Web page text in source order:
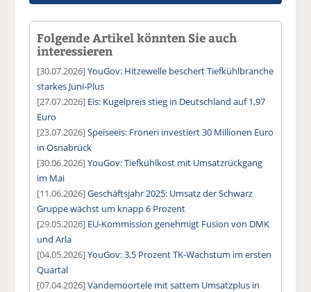
Folgende Artikel könnten Sie auch
interessieren
[30.07.2026]YouGov: Hitzewelle beschert Tiefkühlbranche
starkes Juni-Plus
[27.07.2026] Eis: Kugelpreis stieg in Deutschland auf 1,97
Euro
[23.07.2026]Speiseeis: Froneri investiert 30 Millionen Euro
in Osnabrück
[30.06.2026]YouGov: Tiefkühlkost mit Umsatzrückgang
im Mai
[11.06.2026]Geschäftsjahr 2025: Umsatz der Schwarz
Gruppe wächst um knapp 6 Prozent
[29.05.2026] EU-Kommission genehmigt Fusion von DMK
und Arla
[04.05.2026]YouGov: 3,5 Prozent TK-Wachstum im ersten
Quartal
[07.04.2026]Vandemoortele mit sattem Umsatzplus in